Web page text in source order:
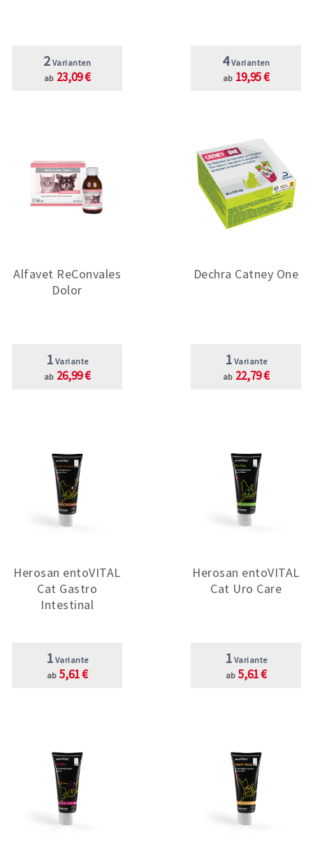
2 Varianten
ab 23,09 €
4Varianten
ab 19,95 €
Alfavet ReConvales
Dolor
1 Variante
ab 26,99 €
Dechra Catney One
1 Variante
ab 22,79 €
Herosan entoVITAL
Cat Gastro
Intestinal
1 Variante
ab 5,61 €
Herosan entoVITAL
Cat Uro Care
1 Variante
ab 5,61 €